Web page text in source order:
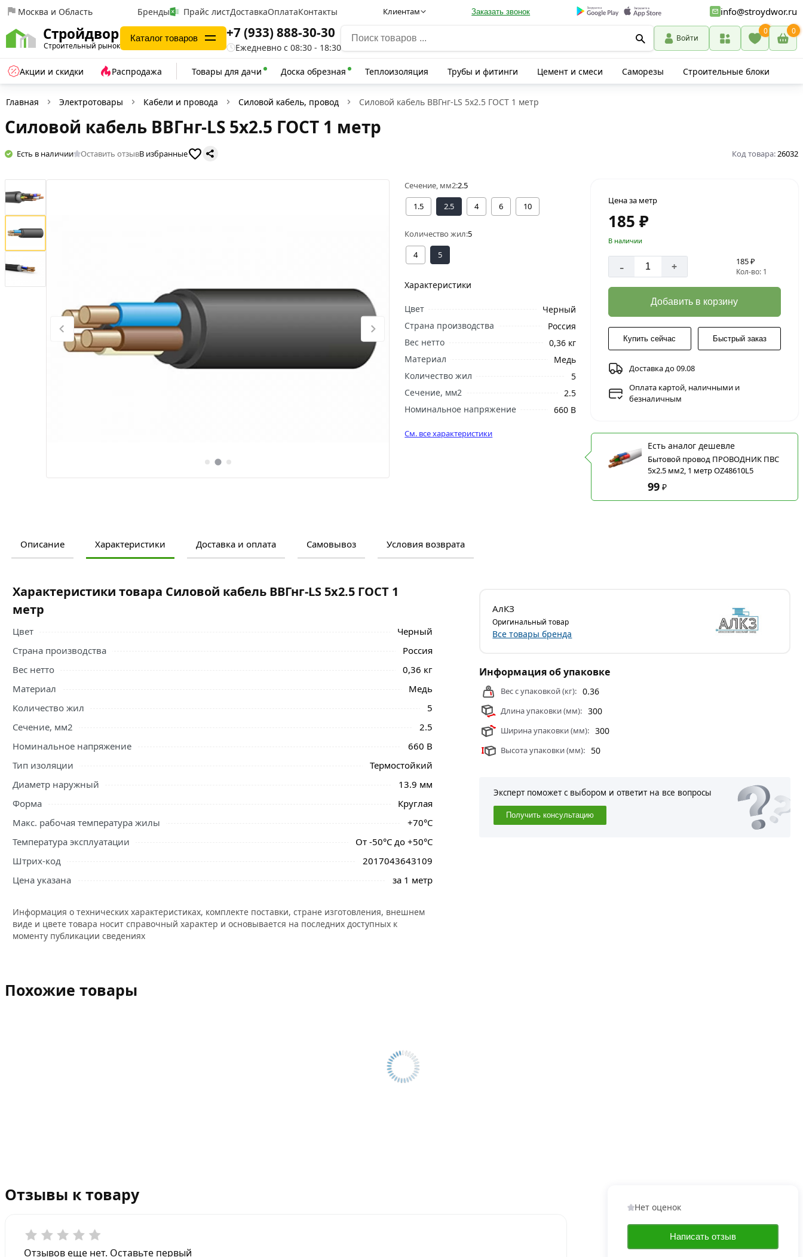
Москва и Область Бренды Прайс листДоставкаОплатаКонтакты Клиентам Заказать звонок info@stroydwor.ru
Стройдвор
Строительный рынок
Каталог товаров +7 (933) 888-30-30
Ежедневно с 08:30 - 18:30
Войти
0 0
Акции и скидки Распродажа Товары для дачи Доска обрезная Теплоизоляция Трубы и фитинги Цемент и смеси Саморезы Строительные блоки
Главная Электротовары Кабели и провода Силовой кабель, провод Силовой кабель ВВГнг-LS 5х2.5 ГОСТ 1 метр
Силовой кабель ВВГнг-LS 5х2.5 ГОСТ 1 метр
Есть в наличии Оставить отзывВ избранные Код товара:26032
Сечение, мм2:2.5
1.5
2.5 4 6 10
Количество жил:5
4
5
Характеристики
Цвет
Черный
Страна производства
Россия
Вес нетто
0,36 кг
Материал
Медь
Количество жил
5
Сечение, мм2
2.5
Номинальное напряжение
660 В
См. все характеристики
Цена за метр
185 ₽
В наличии
- + 185 ₽
Кол-во: 1
Добавить в корзину
Купить сейчас Быстрый заказ
Доставка до 09.08
Оплата картой, наличными и
безналичным
Есть аналог дешевле
Бытовой провод ПРОВОДНИК ПВС
5x2.5 мм2, 1 метр OZ48610L5
99 ₽
Описание Характеристики Доставка и оплата Самовывоз Условия возврата
Ознакомьтесь с подробными характеристиками, описанием и отзывами о товаре, чтобы сделать
Условия доставки и цены на товар Силовой кабель ВВГнг-LS 5х2.5 ГОСТ 1 метр из категории
Силовой кабель, провод
Характеристики товара Силовой кабель ВВГнг-LS 5х2.5 ГОСТ 1
метр
Цвет
Черный
Страна производства
Россия
Вес нетто
0,36 кг
Материал
Медь
Количество жил
5
Сечение, мм2
2.5
Номинальное напряжение
660 В
Тип изоляции
Термостойкий
Диаметр наружный
13.9 мм
Форма
Круглая
Макс. рабочая температура жилы
+70°С
Температура эксплуатации
От -50°С до +50°С
Штрих-код
2017043643109
Цена указана
за 1 метр
Информация о технических характеристиках, комплекте поставки, стране изготовления, внешнем
виде и цвете товара носит справочный характер и основывается на последних доступных к
моменту публикации сведениях
АлКЗ
Оригинальный товар
Все товары бренда
Информация об упаковке
Вес с упаковкой (кг): 0.36
Длина упаковки (мм): 300
Ширина упаковки (мм): 300
Высота упаковки (мм): 50
Эксперт поможет с выбором и ответит на все вопросы
Получить консультацию
Похожие товары
Отзывы к товару
Отзывов еще нет. Оставьте первый
Нет оценок
Написать отзыв